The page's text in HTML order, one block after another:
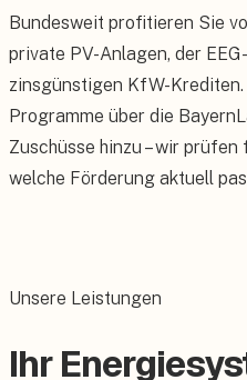
Bundesweit profitieren Sie
private PV-Anlagen, der
zinsgünstigen KfW-Krediten.
Programme über die
Zuschüsse hinzu – wir
welche Förderung aktuell
Unsere Leistungen
Ihr